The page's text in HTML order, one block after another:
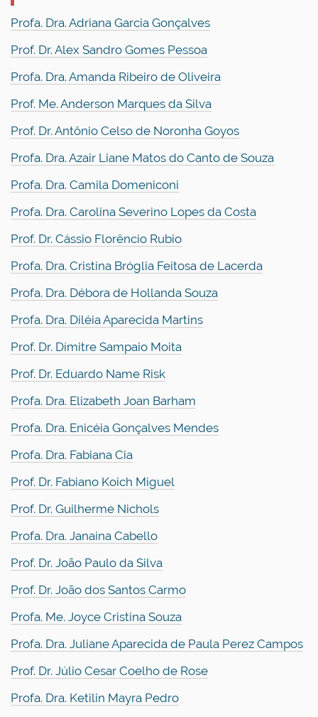
Profa. Dra. Adriana Garcia Gonçalves
Prof. Dr. Alex Sandro Gomes Pessoa
Profa. Dra. Amanda Ribeiro de Oliveira
Prof. Me. Anderson Marques da Silva
Prof. Dr. Antônio Celso de Noronha Goyos
Profa. Dra. Azair Liane Matos do Canto de Souza
Profa. Dra. Camila Domeniconi
Profa. Dra. Carolina Severino Lopes da Costa
Prof. Dr. Cássio Florêncio Rubio
Profa. Dra. Cristina Bróglia Feitosa de Lacerda
Profa. Dra. Débora de Hollanda Souza
Profa. Dra. Diléia Aparecida Martins
Prof. Dr. Dímitre Sampaio Moita
Prof. Dr. Eduardo Name Risk
Profa. Dra. Elizabeth Joan Barham
Profa. Dra. Enicéia Gonçalves Mendes
Profa. Dra. Fabiana Cia
Prof. Dr. Fabiano Koich Miguel
Prof. Dr. Guilherme Nichols
Profa. Dra. Janaina Cabello
Prof. Dr. João Paulo da Silva
Prof. Dr. João dos Santos Carmo
Profa. Me. Joyce Cristina Souza
Profa. Dra. Juliane Aparecida de Paula Perez Campos
Prof. Dr. Júlio Cesar Coelho de Rose
Profa. Dra. Ketilin Mayra Pedro